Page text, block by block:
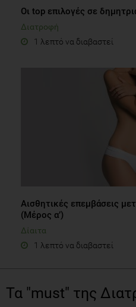
Οι top επιλογές σε
Διατροφή
1 λεπτό να διαβαστεί
Αισθητικές επεμβάσεις
(Μέρος α’)
Δίαιτα
1 λεπτό να διαβαστεί
Τα "must" της